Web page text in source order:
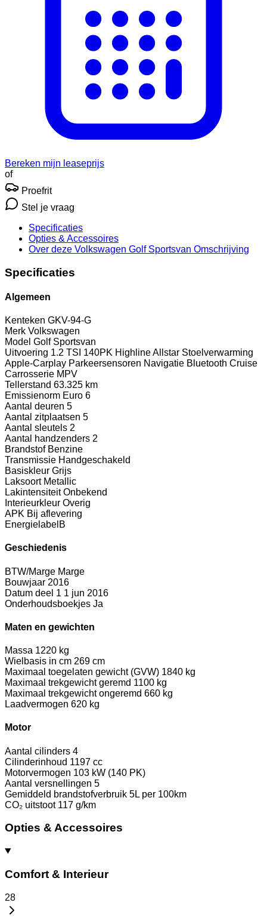
Bereken mijn leaseprijs
of
Proefrit
Stel je vraag
Specificaties
Opties & Accessoires
Over deze Volkswagen Golf Sportsvan Omschrijving
Specificaties
Algemeen
Kenteken GKV-94-G
Merk Volkswagen
Model Golf Sportsvan
Uitvoering 1.2 TSI 140PK Highline Allstar Stoelverwarming
Apple-Carplay Parkeersensoren Navigatie Bluetooth Cruise
Carrosserie MPV
Tellerstand 63.325 km
Emissienorm Euro 6
Aantal deuren 5
Aantal zitplaatsen 5
Aantal sleutels 2
Aantal handzenders 2
Brandstof Benzine
Transmissie Handgeschakeld
Basiskleur Grijs
Laksoort Metallic
Lakintensiteit Onbekend
Interieurkleur Overig
APK Bij aflevering
Energielabel B
Geschiedenis
BTW/Marge Marge
Bouwjaar 2016
Datum deel 1 1 jun 2016
Onderhoudsboekjes Ja
Maten en gewichten
Massa 1220 kg
Wielbasis in cm 269 cm
Maximaal toegelaten gewicht (GVW) 1840 kg
Maximaal trekgewicht geremd 1100 kg
Maximaal trekgewicht ongeremd 660 kg
Laadvermogen 620 kg
Motor
Aantal cilinders 4
Cilinderinhoud 1197 cc
Motorvermogen 103 kW (140 PK)
Aantal versnellingen 5
Gemiddeld brandstofverbruik 5L per 100km
CO₂ uitstoot 117 g/km
Opties & Accessoires
Comfort & Interieur
28